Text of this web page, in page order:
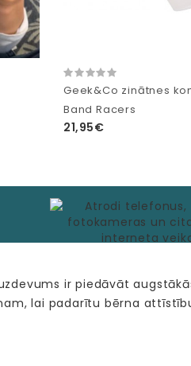
Geek&Co zinātnes
Band Racers
21,95€
ir piedāvāt
lai padarītu bērna